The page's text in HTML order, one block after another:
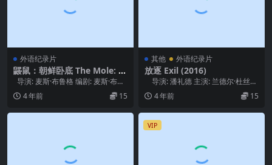
外语纪录片
鼹鼠：朝鲜卧底 The Mole: U
ndercover in North Korea
(2020)
导演: 麦斯·布鲁格 编剧: 麦斯·布鲁
格 类型: 纪录片 制片国...
4 年前 15
其他 外语纪录片
放逐 Exil (2016)
导演: 潘礼德 主演: 兰德尔·杜丝
类型: 剧情 ...
4 年前 15
VIP